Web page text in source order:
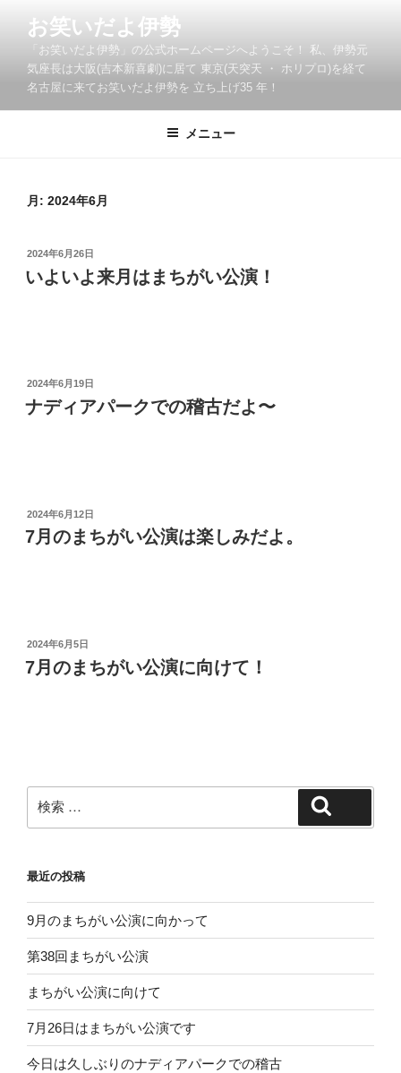
お笑いだよ伊勢
「お笑いだよ伊勢」の公式ホームページへようこそ！ 私、伊勢元
気座長は大阪(吉本新喜劇)に居て 東京(天突天 ・ ホリプロ)を経て
名古屋に来てお笑いだよ伊勢を 立ち上げ35 年！
メニュー
月: 2024年6月
投
稿
日:
2024年6月26日
いよいよ来月はまちがい公演！
投
稿
日:
2024年6月19日
ナディアパークでの稽古だよ〜
投
稿
日:
2024年6月12日
7月のまちがい公演は楽しみだよ。
投
稿
日:
2024年6月5日
7月のまちがい公演に向けて！
索:
最近の投稿
9月のまちがい公演に向かって
第38回まちがい公演
まちがい公演に向けて
7月26日はまちがい公演です
今日は久しぶりのナディアパークでの稽古